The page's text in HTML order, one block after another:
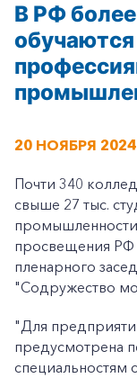
В РФ
20 НОЯБРЯ 2024
Почти 340
свыше 27 тыс.
просвещения
пленарного
"Содружество
"Для
предусмотрена
специальностям